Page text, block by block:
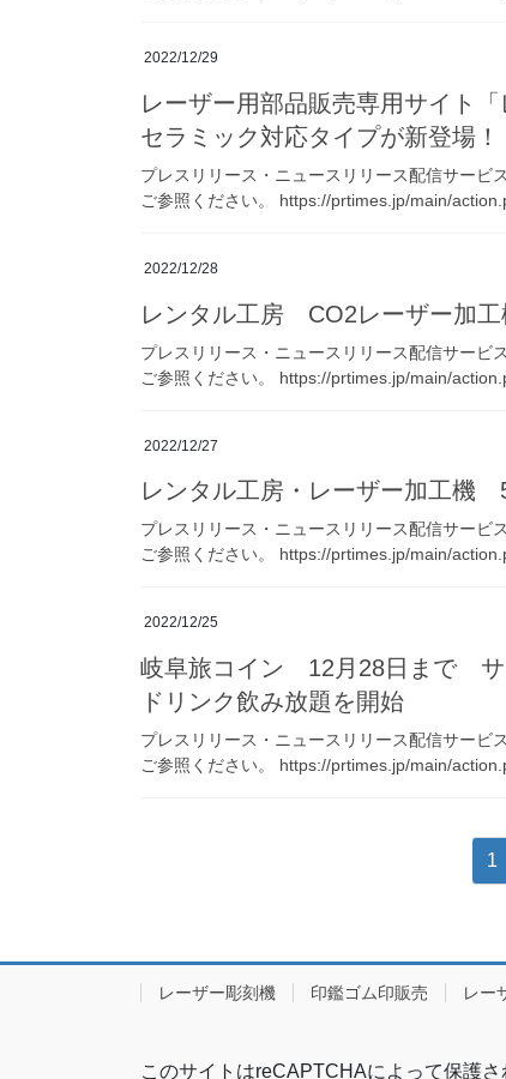
2022/12/29
レーザー用部品販売専用サイト
セラミック対応タイプが新登場！
プレスリリース・ニュースリリース配信サービ
ご参照ください。 https://prtimes.jp/main/
2022/12/28
レンタル工房 CO2レーザー加工
プレスリリース・ニュースリリース配信サービ
ご参照ください。 https://prtimes.jp/main/
2022/12/27
レンタル工房・レーザー加工機
プレスリリース・ニュースリリース配信サービ
ご参照ください。 https://prtimes.jp/main/
2022/12/25
岐阜旅コイン 12月28日まで
ドリンク飲み放題を開始
プレスリリース・ニュースリリース配信サービ
ご参照ください。 https://prtimes.jp/main/
ペ
ー
固
定
ジ
1
レーザー彫刻機 印鑑ゴム印販売 レー
このサイトはreCAPTCHAによって保護